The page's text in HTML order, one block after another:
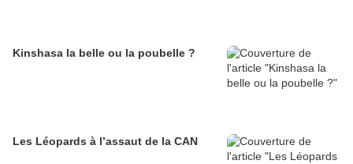
Kinshasa la belle ou la poubelle ?
Les Léopards à l’assaut de la CAN